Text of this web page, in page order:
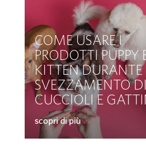
COME USARE I
PRODOTTI PUPPY
KITTEN DURANTE
SVEZZAMENTO DI
CUCCIOLI E
scopri di più